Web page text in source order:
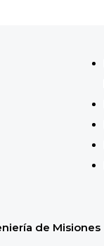
de Misiones